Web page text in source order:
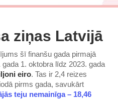
ziņas Latvijā
šī finanšu gada pirmajā
1. oktobra līdz 2023. gada
eiro. Tas ir 2,4 reizes
pirms gada, savukārt
teju nemainīga – 18,46